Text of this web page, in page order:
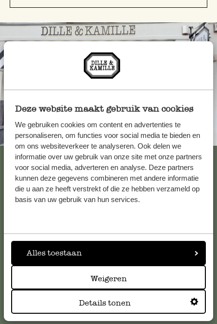
Deze website maakt gebruik van cookies
We gebruiken cookies om content en advertenties te
personaliseren, om functies voor social media te bieden en
om ons websiteverkeer te analyseren. Ook delen we
informatie over uw gebruik van onze site met onze partners
voor social media, adverteren en analyse. Deze partners
kunnen deze gegevens combineren met andere informatie
die u aan ze heeft verstrekt of die ze hebben verzameld op
basis van uw gebruik van hun services.
Alles toestaan
Weigeren
Details tonen
Altijd in de buurt
Bekijk alle 62 winkels
Klantenservice
klantenservice. Of bekijk hier het antwoord op de
klantenservice@dille-kamille.com
Online Klantenservice